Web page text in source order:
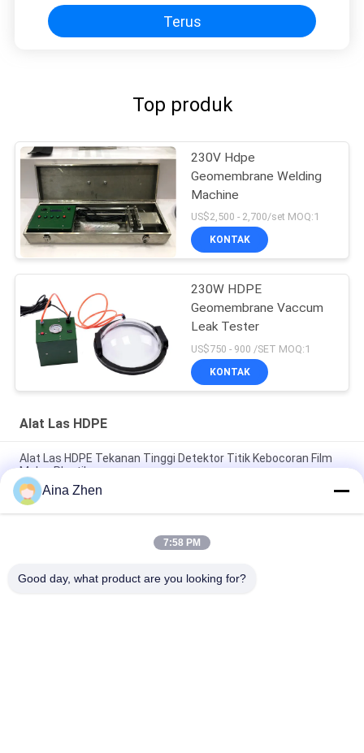
Terus
Top produk
230V Hdpe
Geomembrane Welding
Machine
US$2,500 - 2,700/set MOQ:1
KONTAK
230W HDPE
Geomembrane Vaccum
Leak Tester
US$750 - 900 /SET MOQ:1
KONTAK
Alat Las HDPE
Alat Las HDPE Tekanan Tinggi Detektor Titik Kebocoran Film
Mulsa Plastik
HDPE Geomembrane Sertifikasi CE Tensiometer Elektronik
SWT - NS005
Alat Deteksi Kebocoran Membran Geo Sensitivitas Variabel
Aina Zhen
7:58 PM
Good day, what product are you looking for?